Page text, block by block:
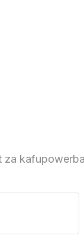
za kafu